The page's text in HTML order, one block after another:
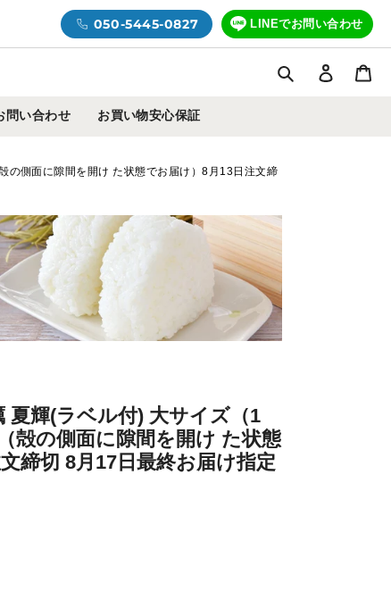
050-5445-0827 LINEでお問い合わせ
検索 ログイ
問い合わせ お買い物安心保証
の側面に隙間を開け た状態でお届け）8月13日注文締
夏輝(ラベル付) 大サイズ（1
殻の側面に隙間を開け た状態
締切 8月17日最終お届け指定